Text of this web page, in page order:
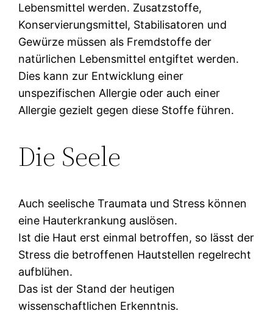
Lebensmittel werden. Zusatzstoffe,
Konservierungsmittel, Stabilisatoren und
Gewürze müssen als Fremdstoffe der
natürlichen Lebensmittel entgiftet werden.
Dies kann zur Entwicklung einer
unspezifischen Allergie oder auch einer
Allergie gezielt gegen diese Stoffe führen.
Die Seele
Auch seelische Traumata und Stress können
eine Hauterkrankung auslösen.
Ist die Haut erst einmal betroffen, so lässt der
Stress die betroffenen Hautstellen regelrecht
aufblühen.
Das ist der Stand der heutigen
wissenschaftlichen Erkenntnis.